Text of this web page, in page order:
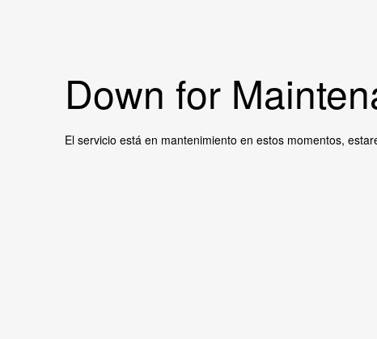
Down for
El servicio está en mantenimiento en estos momentos,